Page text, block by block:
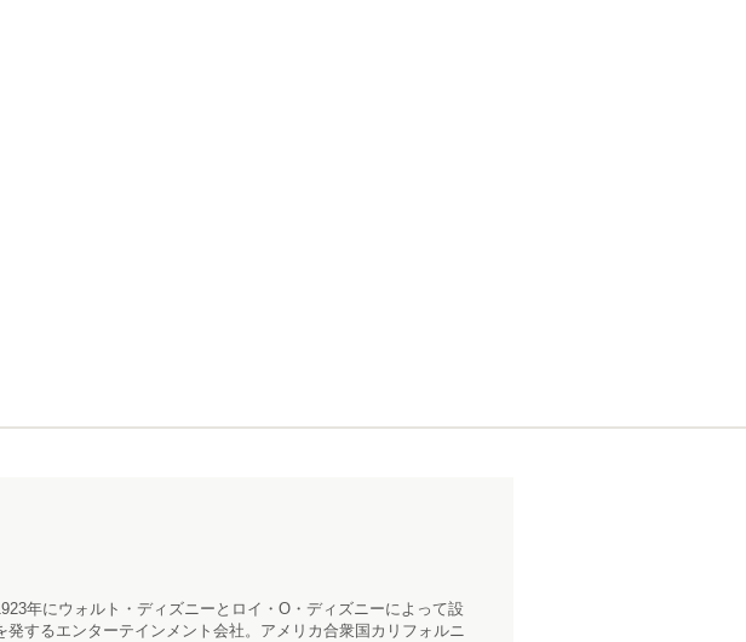
年にウォルト・ディズニーとロイ・O・ディズニーによって設
するエンターテインメント会社。アメリカ合衆国カリフォルニ